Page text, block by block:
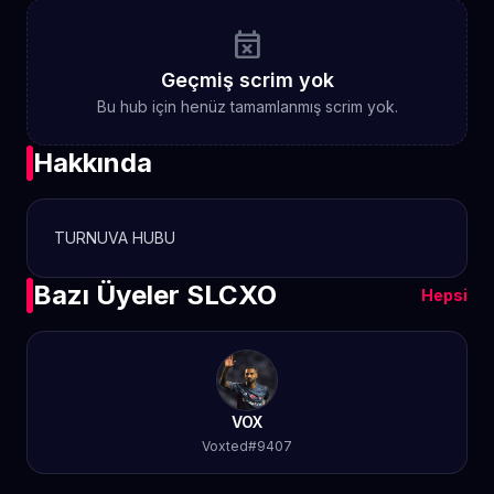
event_busy
Geçmiş scrim yok
Bu hub için henüz tamamlanmış scrim yok.
Hakkında
TURNUVA HUBU
Bazı Üyeler SLCXO Hepsi
VOX
Voxted#9407